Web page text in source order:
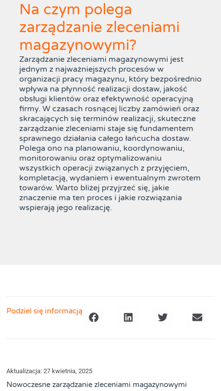
Na czym polega
zarządzanie zleceniami
magazynowymi?
Zarządzanie zleceniami magazynowymi jest
jednym z najważniejszych procesów w
organizacji pracy magazynu, który bezpośrednio
wpływa na płynność realizacji dostaw, jakość
obsługi klientów oraz efektywność operacyjną
firmy. W czasach rosnącej liczby zamówień oraz
skracających się terminów realizacji, skuteczne
zarządzanie zleceniami staje się fundamentem
sprawnego działania całego łańcucha dostaw.
Polega ono na planowaniu, koordynowaniu,
monitorowaniu oraz optymalizowaniu
wszystkich operacji związanych z przyjęciem,
kompletacją, wydaniem i ewentualnym zwrotem
towarów. Warto bliżej przyjrzeć się, jakie
znaczenie ma ten proces i jakie rozwiązania
wspierają jego realizację.
Podziel się informacją
Aktualizacja: 27 kwietnia, 2025
Nowoczesne zarządzanie zleceniami magazynowymi